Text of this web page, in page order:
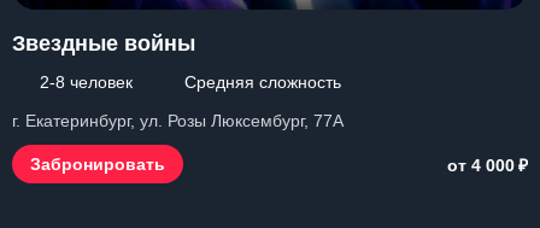
Звездные войны
2-8 человек
Средняя сложность
г. Екатеринбург, ул. Розы Люксембург, 77А
Забронировать от 4 000₽